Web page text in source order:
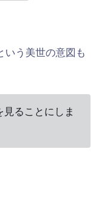
いう美世の意図も
ることにしま